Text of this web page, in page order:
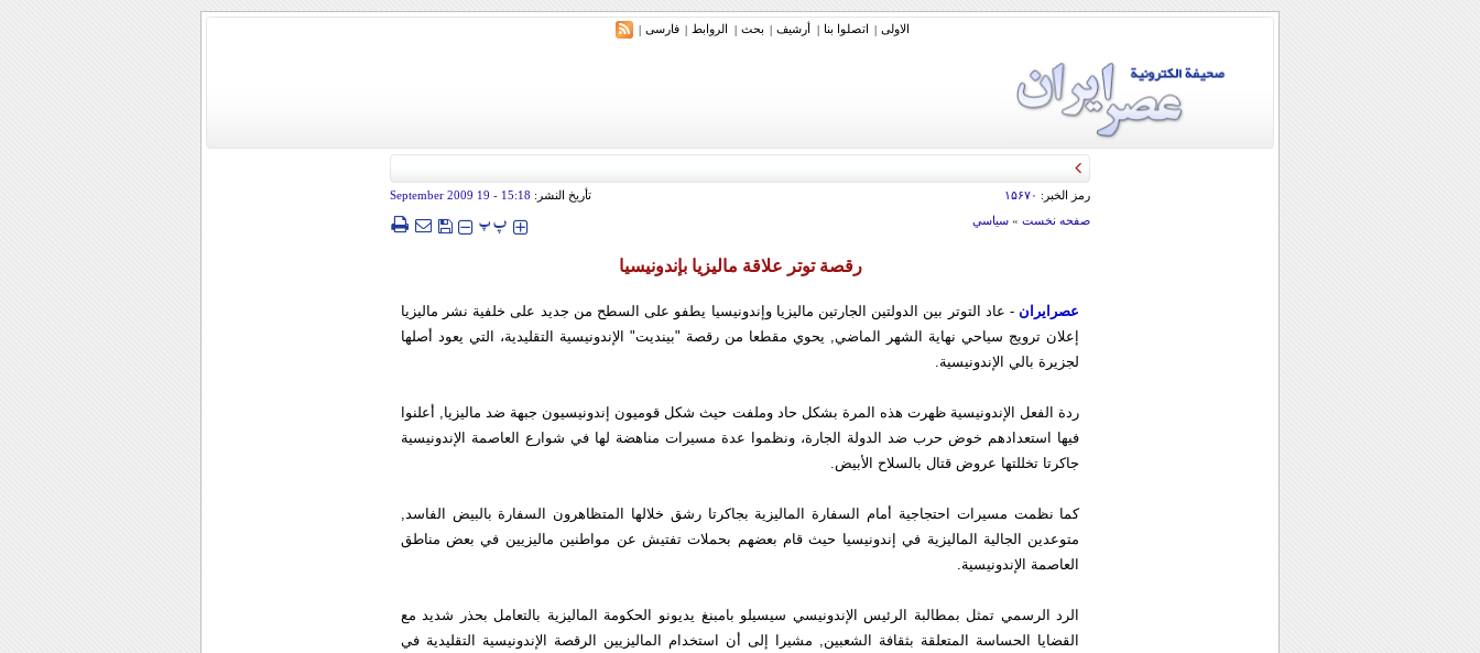
الاولی | اتصلوا بنا | أرشیف | بحث | الروابط | فارسی |
رمز الخبر: ۱۵۶۷۰ تأريخ النشر: 15:18
- 19 September 2009
صفحه نخست» سياسي ‍‍‍ پپ
رقصة توتر علاقة ماليزيا بإندونيسيا
عصرایران - عاد التوتر بين الدولتين الجارتين ماليزيا وإندونيسيا يطفو على السطح من جديد على خلفية نشر ماليزيا
إعلان ترويج سياحي نهاية الشهر الماضي, يحوي مقطعا من رقصة "بينديت" الإندونيسية التقليدية، التي يعود أصلها
لجزيرة بالي الإندونيسية.
ردة الفعل الإندونيسية ظهرت هذه المرة بشكل حاد وملفت حيث شكل قوميون إندونيسيون جبهة ضد ماليزيا, أعلنوا
فيها استعدادهم خوض حرب ضد الدولة الجارة، ونظموا عدة مسيرات مناهضة لها في شوارع العاصمة الإندونيسية
جاكرتا تخللتها عروض قتال بالسلاح الأبيض.
كما نظمت مسيرات احتجاجية أمام السفارة الماليزية بجاكرتا رشق خلالها المتظاهرون السفارة بالبيض الفاسد,
متوعدين الجالية الماليزية في إندونيسيا حيث قام بعضهم بحملات تفتيش عن مواطنين ماليزيين في بعض مناطق
العاصمة الإندونيسية.
الرد الرسمي تمثل بمطالبة الرئيس الإندونيسي سيسيلو بامبنغ يديونو الحكومة الماليزية بالتعامل بحذر شديد مع
القضايا الحساسة المتعلقة بثقافة الشعبين, مشيرا إلى أن استخدام الماليزيين الرقصة الإندونيسية التقليدية في